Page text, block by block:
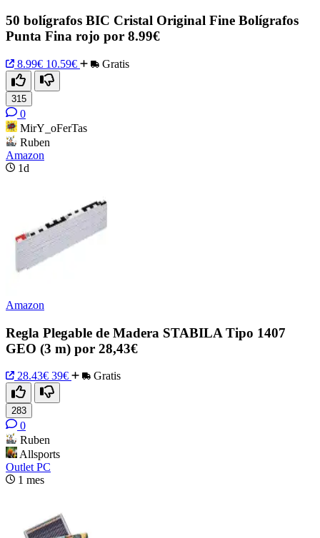
50 bolígrafos BIC Cristal Original Fine Bolígrafos
Punta Fina rojo por 8.99€
8.99€ 10.59€ Gratis
315
0
MirY_oFerTas
Ruben
Amazon
1d
Amazon
Regla Plegable de Madera STABILA Tipo 1407
GEO (3 m) por 28,43€
28.43€ 39€ Gratis
283
0
Ruben
Allsports
Outlet PC
1 mes